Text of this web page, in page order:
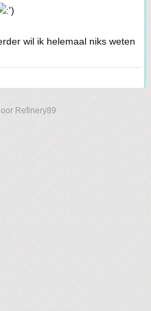
wil ik helemaal niks weten
Refinery89